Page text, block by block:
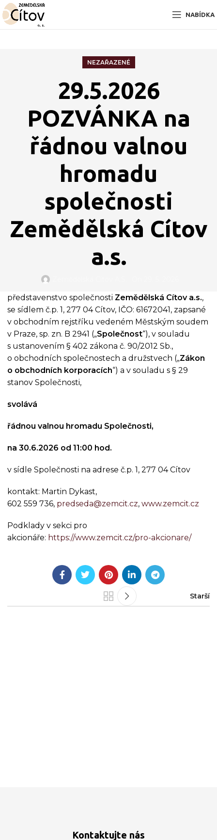
NABÍDKA
NEZAŘAZENÉ
29.5.2026
POZVÁNKA na
řádnou valnou
hromadu
společnosti
Zemědělská Cítov
a.s.
představenstvo společnosti Zemědělská Cítov a.s.,
se sídlem č.p. 1, 277 04 Cítov, IČO: 61672041, zapsané
v obchodním rejstříku vedeném Městským soudem
v Praze, sp. zn. B 2941 („Společnost“), v souladu
s ustanovením § 402 zákona č. 90/2012 Sb.,
o obchodních společnostech a družstvech („Zákon
o obchodních korporacích“) a v souladu s § 29
stanov Společnosti,
svolává
řádnou valnou hromadu Společnosti,
na 30.6.2026 od 11:00 hod.
v sídle Společnosti na adrese č.p. 1, 277 04 Cítov
kontakt: Martin Dykast,
602 559 736, predseda@zemcit.cz, www.zemcit.cz
Podklady v sekci pro
akcionáře: https://www.zemcit.cz/pro-akcionare/
Starší
Kontaktujte nás